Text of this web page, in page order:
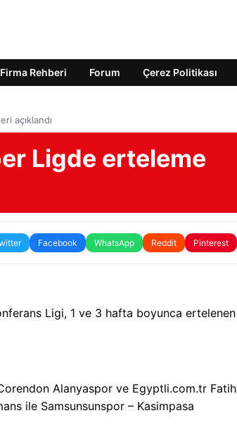
Firma Rehberi Forum Çerez Politikası
açıklandı
Ligde erteleme
Facebook WhatsApp Reddit Pinterest
Ligi, 1 ve 3 hafta boyunca ertelenen
Alanyaspor ve Egyptli.com.tr Fatih
ile Samsunsunspor – Kasimpasa